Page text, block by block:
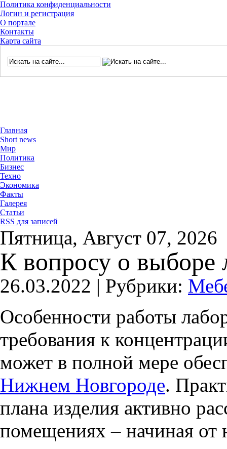
Политика конфиденциальности
Логин и регистрация
О портале
Контакты
Карта сайта
Главная
Short news
Мир
Политика
Бизнес
Техно
Экономика
Факты
Галерея
Статьи
RSS для записей
Пятница, Август 07, 2026
К вопросу о выборе
26.03.2022 | Рубрики:
Особенности работы
требования к
может в полной мере
Нижнем Новгороде.
плана изделия активно
помещениях – начиная от